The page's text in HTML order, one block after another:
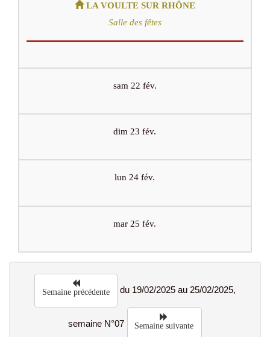
LA VOULTE SUR RHÔNE
Salle des fêtes
sam 22 fév.
dim 23 fév.
lun 24 fév.
mar 25 fév.
Semaine précédente du 19/02/2025 au 25/02/2025,
semaine N°07 Semaine suivante